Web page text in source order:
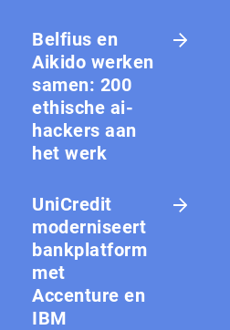
Belfius en
Aikido werken
samen: 200
ethische ai-
hackers aan
het werk
UniCredit
moderniseert
bankplatform
met
Accenture en
IBM